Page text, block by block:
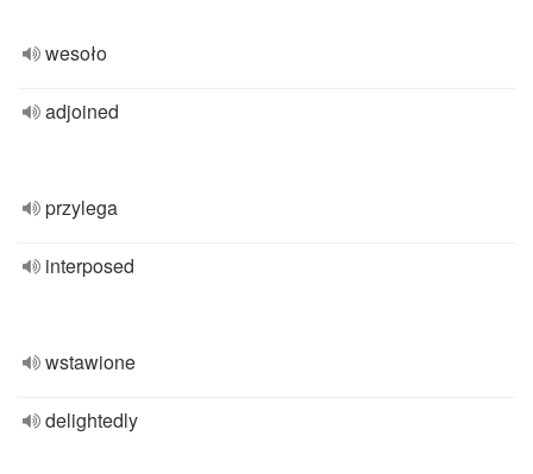
wesoło
adjoined
przylega
interposed
wstawione
delightedly